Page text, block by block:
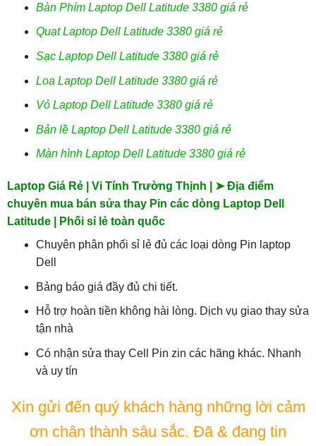
Bàn Phím Laptop Dell Latitude 3380 giá rẻ
Quạt Laptop Dell Latitude 3380 giá rẻ
Sạc Laptop Dell Latitude 3380 giá rẻ
Loa Laptop Dell Latitude 3380 giá rẻ
Vỏ Laptop Dell Latitude 3380 giá rẻ
Bản lề Laptop Dell Latitude 3380 giá rẻ
Màn hình Laptop Dell Latitude 3380 giá rẻ
Laptop Giá Rẻ | Vi Tính Trường Thịnh | ➤ Địa điểm
chuyên mua bán sửa thay Pin các dòng Laptop Dell
Latitude | Phối sỉ lẻ toàn quốc
Chuyên phân phối sỉ lẻ đủ các loại dòng Pin laptop
Dell
Bảng báo giá đầy đủ chi tiết.
Hỗ trợ hoàn tiền không hài lòng. Dịch vụ giao thay sửa
tận nhà
Có nhận sửa thay Cell Pin zin các hãng khác. Nhanh
và uy tín
Xin gửi đến quý khách hàng những lời cảm
ơn chân thành sâu sắc. Đã & đang tin